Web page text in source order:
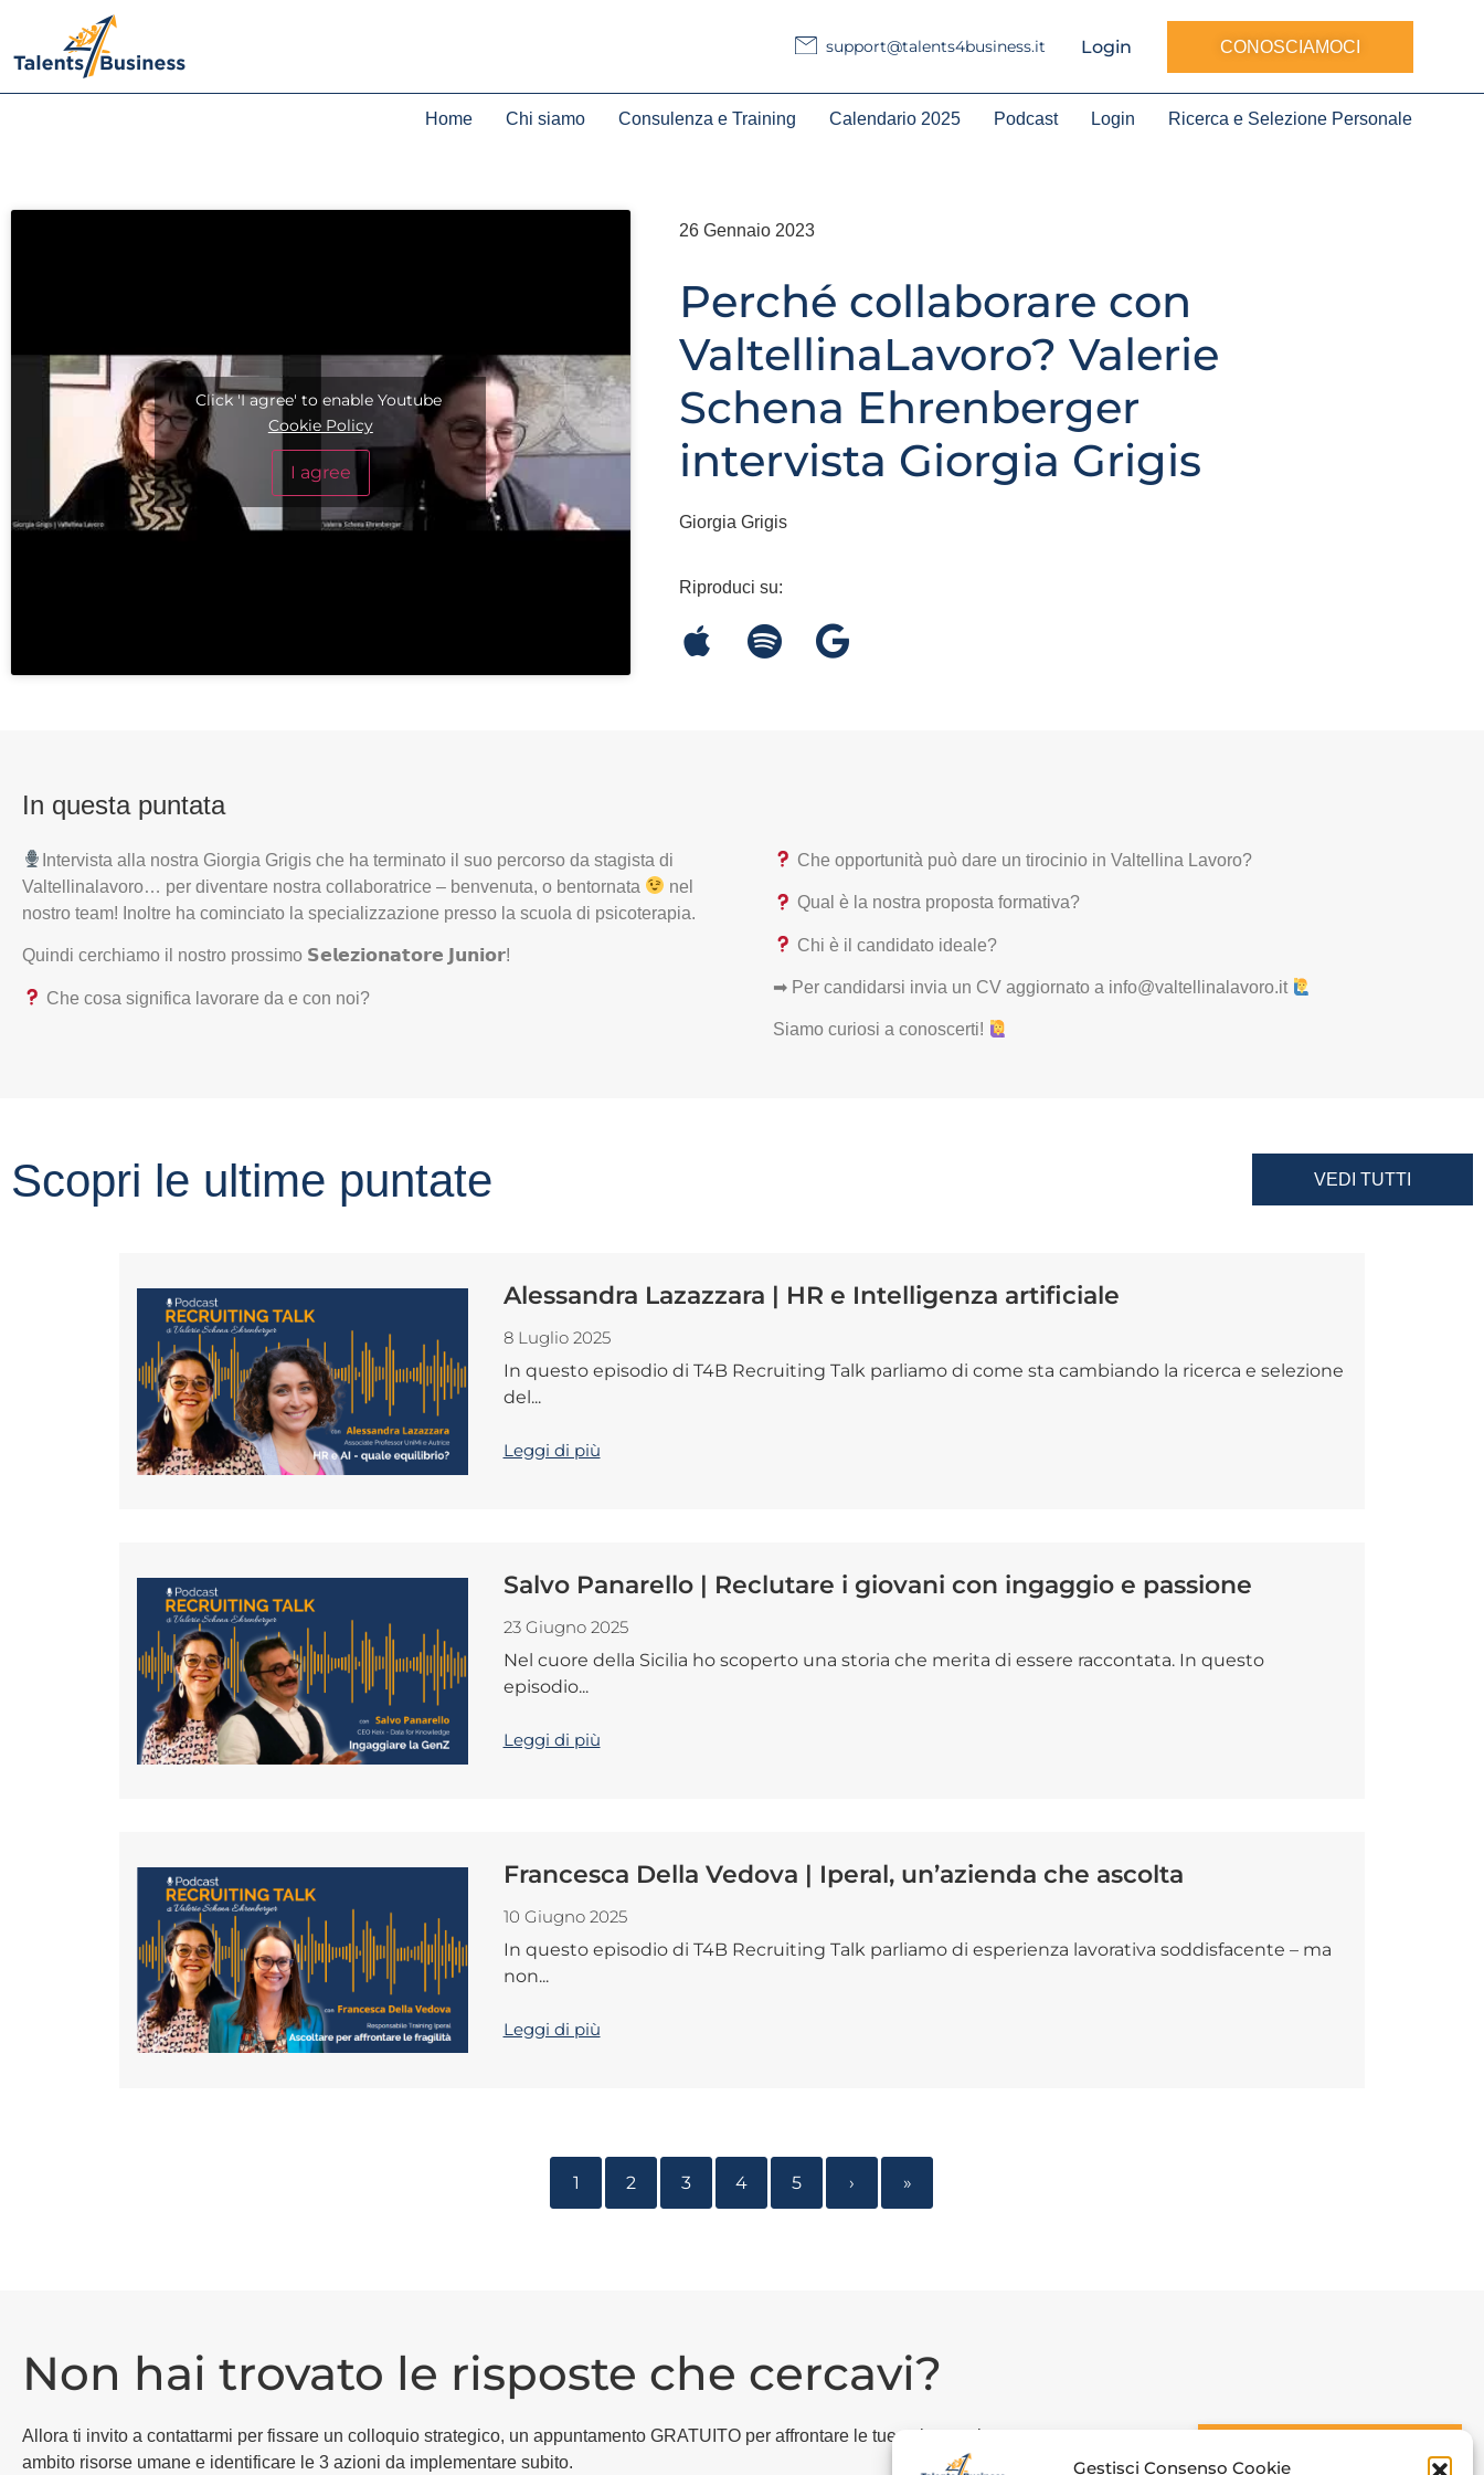
Gestisci Consenso Cookie
support@talents4business.it Login CONOSCIAMOCI
Home Chi siamo Consulenza e Training Calendario 2025 Podcast Login Ricerca e Selezione Personale
Click 'I agree' to enable Youtube
Cookie Policy
I agree
26 Gennaio 2023
Perché collaborare con
ValtellinaLavoro? Valerie
Schena Ehrenberger
intervista Giorgia Grigis
Giorgia Grigis
Riproduci su:
In questa puntata
Intervista alla nostra Giorgia Grigis che ha terminato il suo percorso da stagista di
Valtellinalavoro… per diventare nostra collaboratrice – benvenuta, o bentornata
nel
nostro team! Inoltre ha cominciato la specializzazione presso la scuola di psicoterapia.
Quindi cerchiamo il nostro prossimo 𝗦𝗲𝗹𝗲𝘇𝗶𝗼𝗻𝗮𝘁𝗼𝗿𝗲 𝗝𝘂𝗻𝗶𝗼𝗿!
Che cosa significa lavorare da e con noi?
Che opportunità può dare un tirocinio in Valtellina Lavoro?
Qual è la nostra proposta formativa?
Chi è il candidato ideale?
➡ Per candidarsi invia un CV aggiornato a info@valtellinalavoro.it
Siamo curiosi a conoscerti!
Scopri le ultime puntate VEDI TUTTI
Alessandra Lazazzara | HR e Intelligenza artificiale
8 Luglio 2025
In questo episodio di T4B Recruiting Talk parliamo di come sta cambiando la ricerca e selezione
del...
Leggi di più
Salvo Panarello | Reclutare i giovani con ingaggio e passione
23 Giugno 2025
Nel cuore della Sicilia ho scoperto una storia che merita di essere raccontata. In questo
episodio...
Leggi di più
Francesca Della Vedova | Iperal, un’azienda che ascolta
10 Giugno 2025
In questo episodio di T4B Recruiting Talk parliamo di esperienza lavorativa soddisfacente – ma
non...
Leggi di più
1 2 3 4 5 › »
Non hai trovato le risposte che cercavi?
Allora ti invito a contattarmi per fissare un colloquio strategico, un appuntamento GRATUITO per affrontare le tue esigenze in
ambito risorse umane e identificare le 3 azioni da implementare subito.